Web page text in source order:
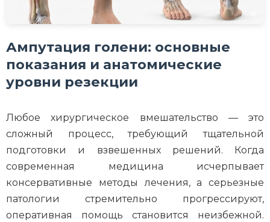
Ампутация голени: основные
показания и анатомические
уровни резекции
Любое хирургическое вмешательство — это
сложный процесс, требующий тщательной
подготовки и взвешенных решений. Когда
современная медицина исчерпывает
консервативные методы лечения, а серьезные
патологии стремительно прогрессируют,
оперативная помощь становится неизбежной.